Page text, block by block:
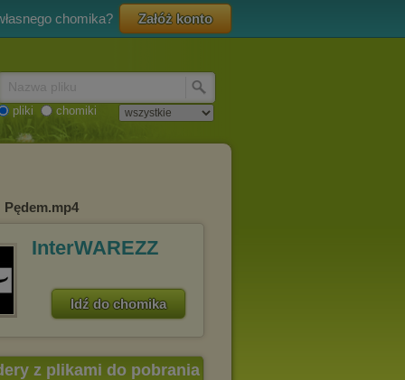
chomika? Załóż konto
pliki chomiki
InterWAREZZ
Idź do chomika
z plikami do pobrania